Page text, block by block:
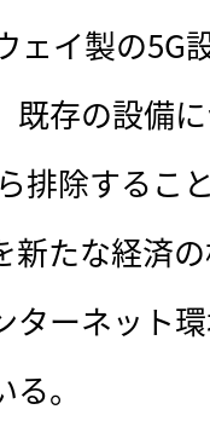
ェイ製の5G
既存の設備
排除するこ
新たな経済
ターネット
。